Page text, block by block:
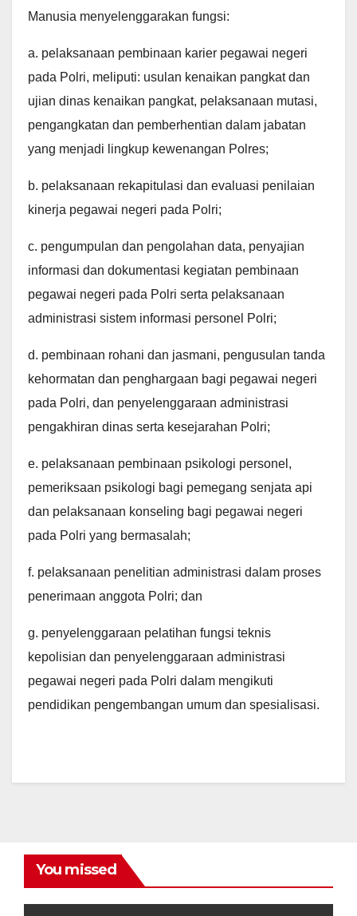
Manusia menyelenggarakan fungsi:
a. pelaksanaan pembinaan karier pegawai negeri
pada Polri, meliputi: usulan kenaikan pangkat dan
ujian dinas kenaikan pangkat, pelaksanaan mutasi,
pengangkatan dan pemberhentian dalam jabatan
yang menjadi lingkup kewenangan Polres;
b. pelaksanaan rekapitulasi dan evaluasi penilaian
kinerja pegawai negeri pada Polri;
c. pengumpulan dan pengolahan data, penyajian
informasi dan dokumentasi kegiatan pembinaan
pegawai negeri pada Polri serta pelaksanaan
administrasi sistem informasi personel Polri;
d. pembinaan rohani dan jasmani, pengusulan tanda
kehormatan dan penghargaan bagi pegawai negeri
pada Polri, dan penyelenggaraan administrasi
pengakhiran dinas serta kesejarahan Polri;
e. pelaksanaan pembinaan psikologi personel,
pemeriksaan psikologi bagi pemegang senjata api
dan pelaksanaan konseling bagi pegawai negeri
pada Polri yang bermasalah;
f. pelaksanaan penelitian administrasi dalam proses
penerimaan anggota Polri; dan
g. penyelenggaraan pelatihan fungsi teknis
kepolisian dan penyelenggaraan administrasi
pegawai negeri pada Polri dalam mengikuti
pendidikan pengembangan umum dan spesialisasi.
You missed